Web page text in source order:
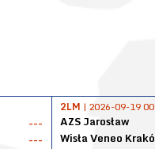
---
---
2LM | 2026-09-19
AZS Jarosław
Wisła Veneo